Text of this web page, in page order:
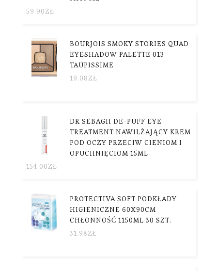
59.90ZŁ
BOURJOIS SMOKY STORIES QUAD
EYESHADOW PALETTE 013
TAUPISSIME
19.08ZŁ
DR SEBAGH DE-PUFF EYE
TREATMENT NAWILŻAJĄCY KREM
POD OCZY PRZECIW CIENIOM I
OPUCHNIĘCIOM 15ML
154.00ZŁ
PROTECTIVA SOFT PODKŁADY
HIGIENICZNE 60X90CM
CHŁONNOŚĆ 1150ML 30 SZT.
31.98ZŁ